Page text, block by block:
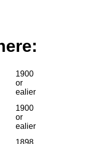
1900
or
ealier
1900
or
ealier
1898